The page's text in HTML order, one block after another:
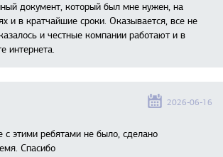
документ, который был мне нужен, на
и в кратчайшие сроки. Оказывается, все не
и честные компании работают и в
интернета.
2026-06-16
с этими ребятами не было, сделано
Спасибо